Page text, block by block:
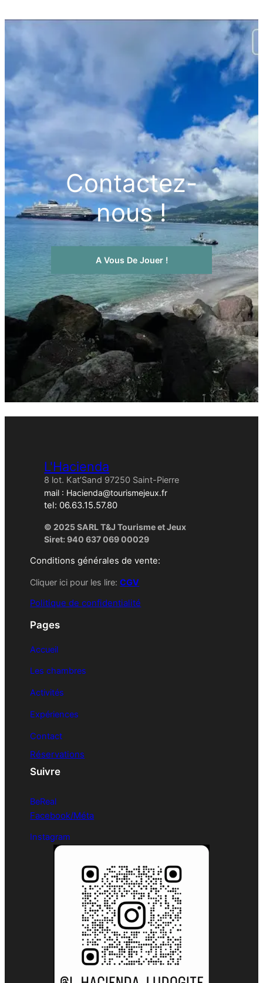
Contactez-
nous !
A Vous De Jouer !
L'Hacienda
8 lot. Kat’Sand 97250 Saint-Pierre
mail : Hacienda@tourismejeux.fr
tel: 06.63.15.57.80
© 2025 SARL T&J Tourisme et Jeux
Siret: 940 637 069 00029
Conditions générales de vente:
Cliquer ici pour les lire:CGV
Politique de confidentialité
Pages
Accueil
Les chambres
Activités
Expériences
Contact
Réservations
Suivre
BeReal
Facebook/Méta
Instagram